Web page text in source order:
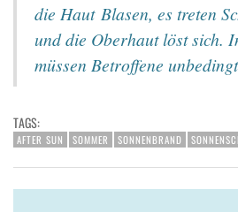
die Haut Blasen, es treten
und die Oberhaut löst sich.
müssen Betroffene
TAGS:
AFTER SUN SOMMER SONNENBRAND